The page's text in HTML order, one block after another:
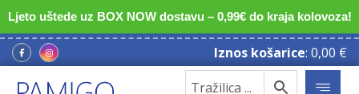
Ljeto uštede uz BOX NOW dostavu – 0,99€ do kraja kolovoza!
Iznos košarice: 0,00 €